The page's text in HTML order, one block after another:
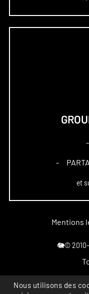
–
–
et
Mentions
🐘©
Nous utilisons des